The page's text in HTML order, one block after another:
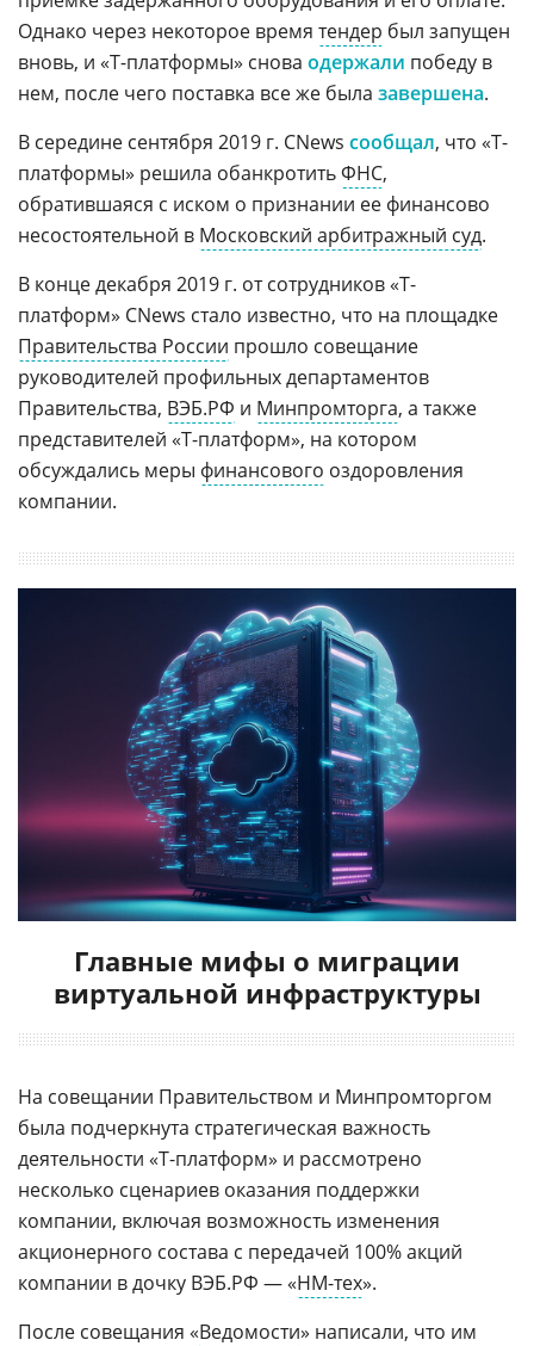
Однако через некоторое время тендер был запущен
вновь, и «Т-платформы» снова одержали победу в
нем, после чего поставка все же была завершена.
В середине сентября 2019 г. CNews сообщал, что «Т-
платформы» решила обанкротитьФНС,
обратившаяся с иском о признании ее финансово
несостоятельной в Московский арбитражный суд.
В конце декабря 2019 г. от сотрудников «Т-
платформ» CNews стало известно, что на площадке
Правительства России прошло совещание
руководителей профильных департаментов
Правительства, ВЭБ.РФ и Минпромторга, а также
представителей «Т-платформ», на котором
обсуждались меры финансового оздоровления
компании.
Главные мифы о миграции
виртуальной инфраструктуры
На совещании Правительством и Минпромторгом
была подчеркнута стратегическая важность
деятельности «Т-платформ» и рассмотрено
несколько сценариев оказания поддержки
компании, включая возможность изменения
акционерного состава с передачей 100% акций
компании в дочку ВЭБ.РФ — «НМ-тех».
После совещания «Ведомости» написали, что им